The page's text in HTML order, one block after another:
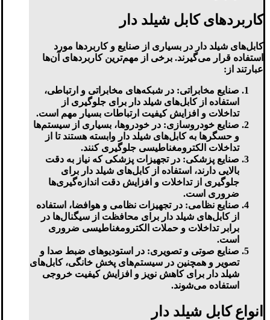
کاربردهای کابل شیلد دار
کابل‌های شیلد دار در بسیاری از صنایع و کاربردها مورد
استفاده قرار می‌گیرند. برخی از مهم‌ترین کاربردهای آن‌ها
عبارتند از:
صنایع مخابراتی: در شبکه‌های مخابراتی و ارتباطی،
استفاده از کابل‌های شیلد دار برای جلوگیری از
تداخلات و افزایش کیفیت ارتباطات بسیار مهم است.
صنایع خودروسازی: در خودروها، بسیاری از سیستم‌ها
و حسگرها به کابل‌های شیلد دار وابسته هستند تا از
تداخلات الکترومغناطیسی جلوگیری کنند.
صنایع پزشکی: در تجهیزات پزشکی که نیاز به دقت
بالایی دارند، استفاده از کابل‌های شیلد دار برای
جلوگیری از تداخلات و افزایش دقت اندازه‌گیری‌ها
ضروری است.
صنایع نظامی: در تجهیزات نظامی و هوافضا، استفاده
از کابل‌های شیلد دار برای محافظت از سیگنال‌ها در
برابر تداخلات و حملات الکترومغناطیسی ضروری
است.
صنایع صوتی و تصویری: در استودیوهای ضبط صدا و
تصویر و همچنین در سیستم‌های پخش خانگی، کابل‌های
شیلد دار برای کاهش نویز و افزایش کیفیت خروجی
استفاده می‌شوند.
انواع کابل شیلد دار